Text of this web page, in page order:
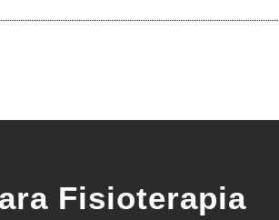
Fisioterapia